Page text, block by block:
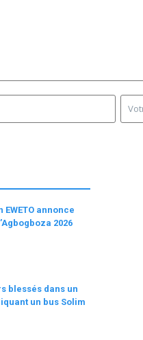
EWETO annonce
2026
blessés dans un
un bus Solim